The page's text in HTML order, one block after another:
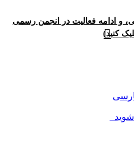
و ادامه فعالیت در انجمن رسمی
کنید)
شوید